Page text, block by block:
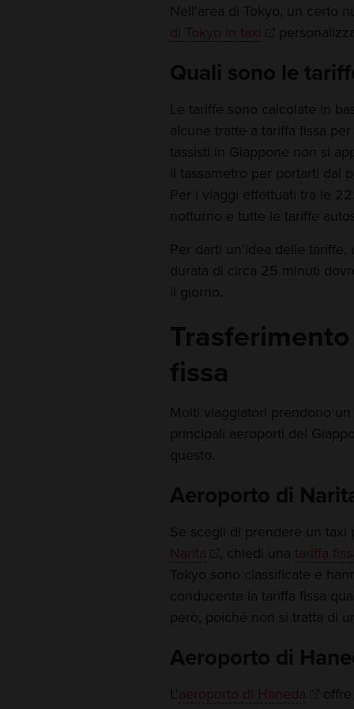
Nell'area di Tokyo, un certo
di Tokyo in taxi
Quali sono le
Le tariffe sono calcolate in
alcune tratte a tariffa fissa
tassisti in Giappone non si
il tassametro per portarti dal
Per i viaggi effettuati tra le
notturno e tutte le tariffe
Per darti un'idea delle tariffe,
durata di circa 25 minuti
il giorno.
fissa
Molti viaggiatori prendono
principali aeroporti del
questo.
Aeroporto di
Se scegli di prendere un taxi
Narita
, chiedi una tariffa
Tokyo sono classificate e
conducente la tariffa fissa
però, poiché non si tratta di
Aeroporto di
L'aeroporto di Haneda